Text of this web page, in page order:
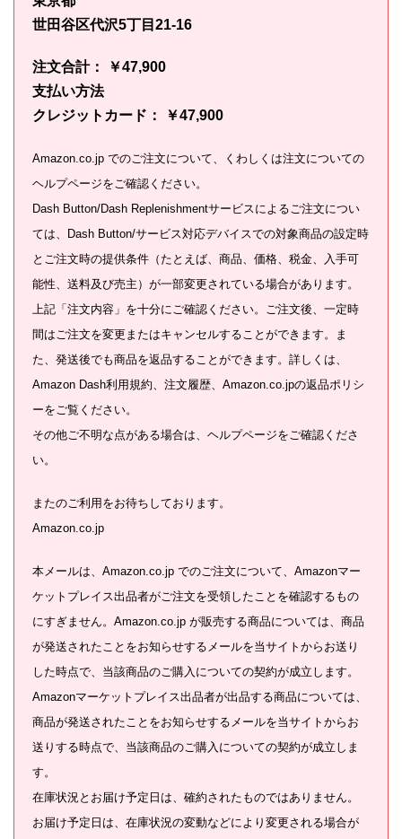
世田谷区代沢5丁目21-16
注文合計： ￥47,900
支払い方法
クレジットカード： ￥47,900
Amazon.co.jp でのご注文について、くわしくは注文についての
ヘルプページをご確認ください。
Dash Button/Dash Replenishmentサービスによるご注文につい
ては、Dash Button/サービス対応デバイスでの対象商品の設定時
とご注文時の提供条件（たとえば、商品、価格、税金、入手可
能性、送料及び売主）が一部変更されている場合があります。
上記「注文内容」を十分にご確認ください。ご注文後、一定時
間はご注文を変更またはキャンセルすることができます。ま
た、発送後でも商品を返品することができます。詳しくは、
Amazon Dash利用規約、注文履歴、Amazon.co.jpの返品ポリシ
ーをご覧ください。
その他ご不明な点がある場合は、ヘルプページをご確認くださ
い。
またのご利用をお待ちしております。
Amazon.co.jp
本メールは、Amazon.co.jp でのご注文について、Amazonマー
ケットプレイス出品者がご注文を受領したことを確認するもの
にすぎません。Amazon.co.jp が販売する商品については、商品
が発送されたことをお知らせするメールを当サイトからお送り
した時点で、当該商品のご購入についての契約が成立します。
Amazonマーケットプレイス出品者が出品する商品については、
商品が発送されたことをお知らせするメールを当サイトからお
送りする時点で、当該商品のご購入についての契約が成立しま
す。
在庫状況とお届け予定日は、確約されたものではありません。
お届け予定日は、在庫状況の変動などにより変更される場合が